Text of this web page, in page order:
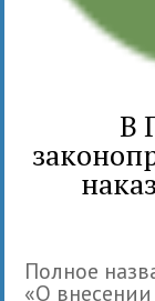
В
Полное
«О